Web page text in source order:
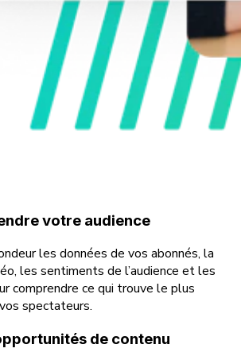
votre audience
les données de vos abonnés, la
les sentiments de l’audience et les
comprendre ce qui trouve le plus
spectateurs.
de contenu